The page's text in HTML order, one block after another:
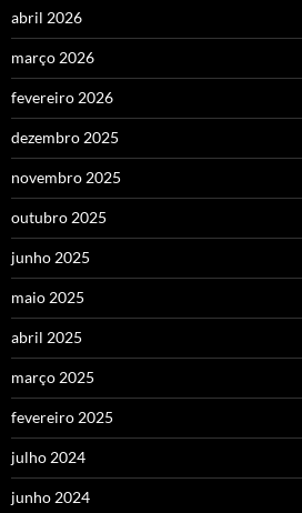
abril 2026
março 2026
fevereiro 2026
dezembro 2025
novembro 2025
outubro 2025
junho 2025
maio 2025
abril 2025
março 2025
fevereiro 2025
julho 2024
junho 2024